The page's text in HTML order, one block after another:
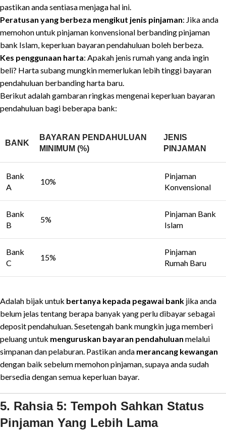
pastikan anda sentiasa menjaga hal ini.
Peratusan yang berbeza mengikut jenis pinjaman: Jika anda
memohon untuk pinjaman konvensional berbanding pinjaman
bank Islam, keperluan bayaran pendahuluan boleh berbeza.
Kes penggunaan harta: Apakah jenis rumah yang anda ingin
beli? Harta subang mungkin memerlukan lebih tinggi bayaran
pendahuluan berbanding harta baru.
Berikut adalah gambaran ringkas mengenai keperluan bayaran
pendahuluan bagi beberapa bank:
BANK
BAYARAN PENDAHULUAN
MINIMUM (%)
JENIS
PINJAMAN
Bank
A
10%
Pinjaman
Konvensional
Bank
B
5%
Pinjaman Bank
Islam
Bank
C
15%
Pinjaman
Rumah Baru
Adalah bijak untuk bertanya kepada pegawai bank jika anda
belum jelas tentang berapa banyak yang perlu dibayar sebagai
deposit pendahuluan. Sesetengah bank mungkin juga memberi
peluang untuk menguruskan bayaran pendahuluan melalui
simpanan dan pelaburan. Pastikan anda merancang kewangan
dengan baik sebelum memohon pinjaman, supaya anda sudah
bersedia dengan semua keperluan bayar.
5. Rahsia 5: Tempoh Sahkan Status
Pinjaman Yang Lebih Lama